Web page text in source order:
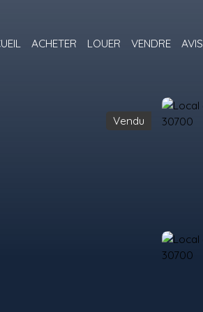
ACHETER LOUER VENDRE AVIS
Vendu